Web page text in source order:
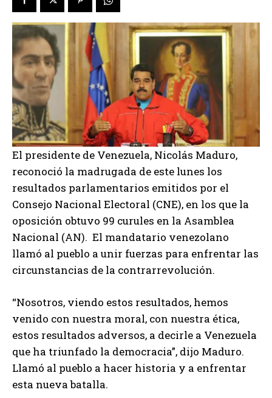
El presidente de Venezuela, Nicolás Maduro,
reconoció la madrugada de este lunes los
resultados parlamentarios emitidos por el
Consejo Nacional Electoral (CNE), en los que la
oposición obtuvo 99 curules en la Asamblea
Nacional (AN). El mandatario venezolano
llamó al pueblo a unir fuerzas para enfrentar las
circunstancias de la contrarrevolución.
“Nosotros, viendo estos resultados, hemos
venido con nuestra moral, con nuestra ética,
estos resultados adversos, a decirle a Venezuela
que ha triunfado la democracia”, dijo Maduro.
Llamó al pueblo a hacer historia y a enfrentar
esta nueva batalla.